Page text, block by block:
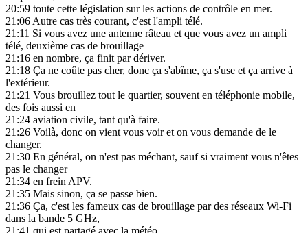
20:59 toute cette législation sur les actions de contrôle en mer.
21:06Autre cas très courant, c'est l'ampli télé.
21:11 Si vous avez une antenne râteau et que vous avez un ampli
télé, deuxième cas de brouillage
21:16 en nombre, ça finit par dériver.
21:18 Ça ne coûte pas cher, donc ça s'abîme, ça s'use et ça arrive à
l'extérieur.
21:21 Vous brouillez tout le quartier, souvent en téléphonie mobile,
des fois aussi en
21:24 aviation civile, tant qu'à faire.
21:26 Voilà, donc on vient vous voir et on vous demande de le
changer.
21:30 En général, on n'est pas méchant, sauf si vraiment vous n'êtes
pas le changer
21:34 en frein APV.
21:35 Mais sinon, ça se passe bien.
21:36 Ça, c'est les fameux cas de brouillage par des réseaux Wi-Fi
dans la bande 5 GHz,